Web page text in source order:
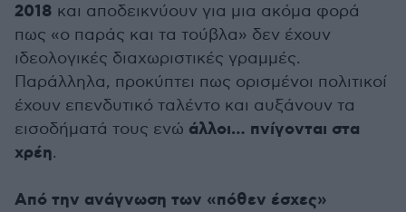
2018 και αποδεικνύουν για μια ακόμα φορά
πως «ο παράς και τα τούβλα» δεν έχουν
ιδεολογικές διαχωριστικές γραμμές.
Παράλληλα, προκύπτει πως ορισμένοι πολιτικοί
έχουν επενδυτικό ταλέντο και αυξάνουν τα
εισοδήματά τους ενώ άλλοι… πνίγονται στα
χρέη.
Από την ανάγνωση των «πόθεν έσχες»